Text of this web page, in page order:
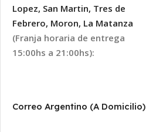
Lopez, San Martin, Tres de
Febrero, Moron, La Matanza
(Franja horaria de entrega
15:00hs a 21:00hs):
Correo Argentino (A Domicilio)